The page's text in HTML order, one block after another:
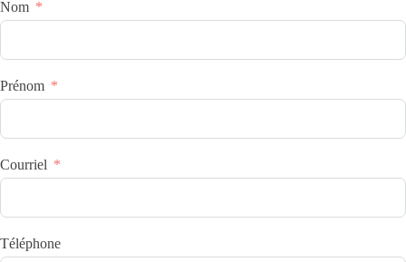
Nom
Prénom
Courriel
Téléphone